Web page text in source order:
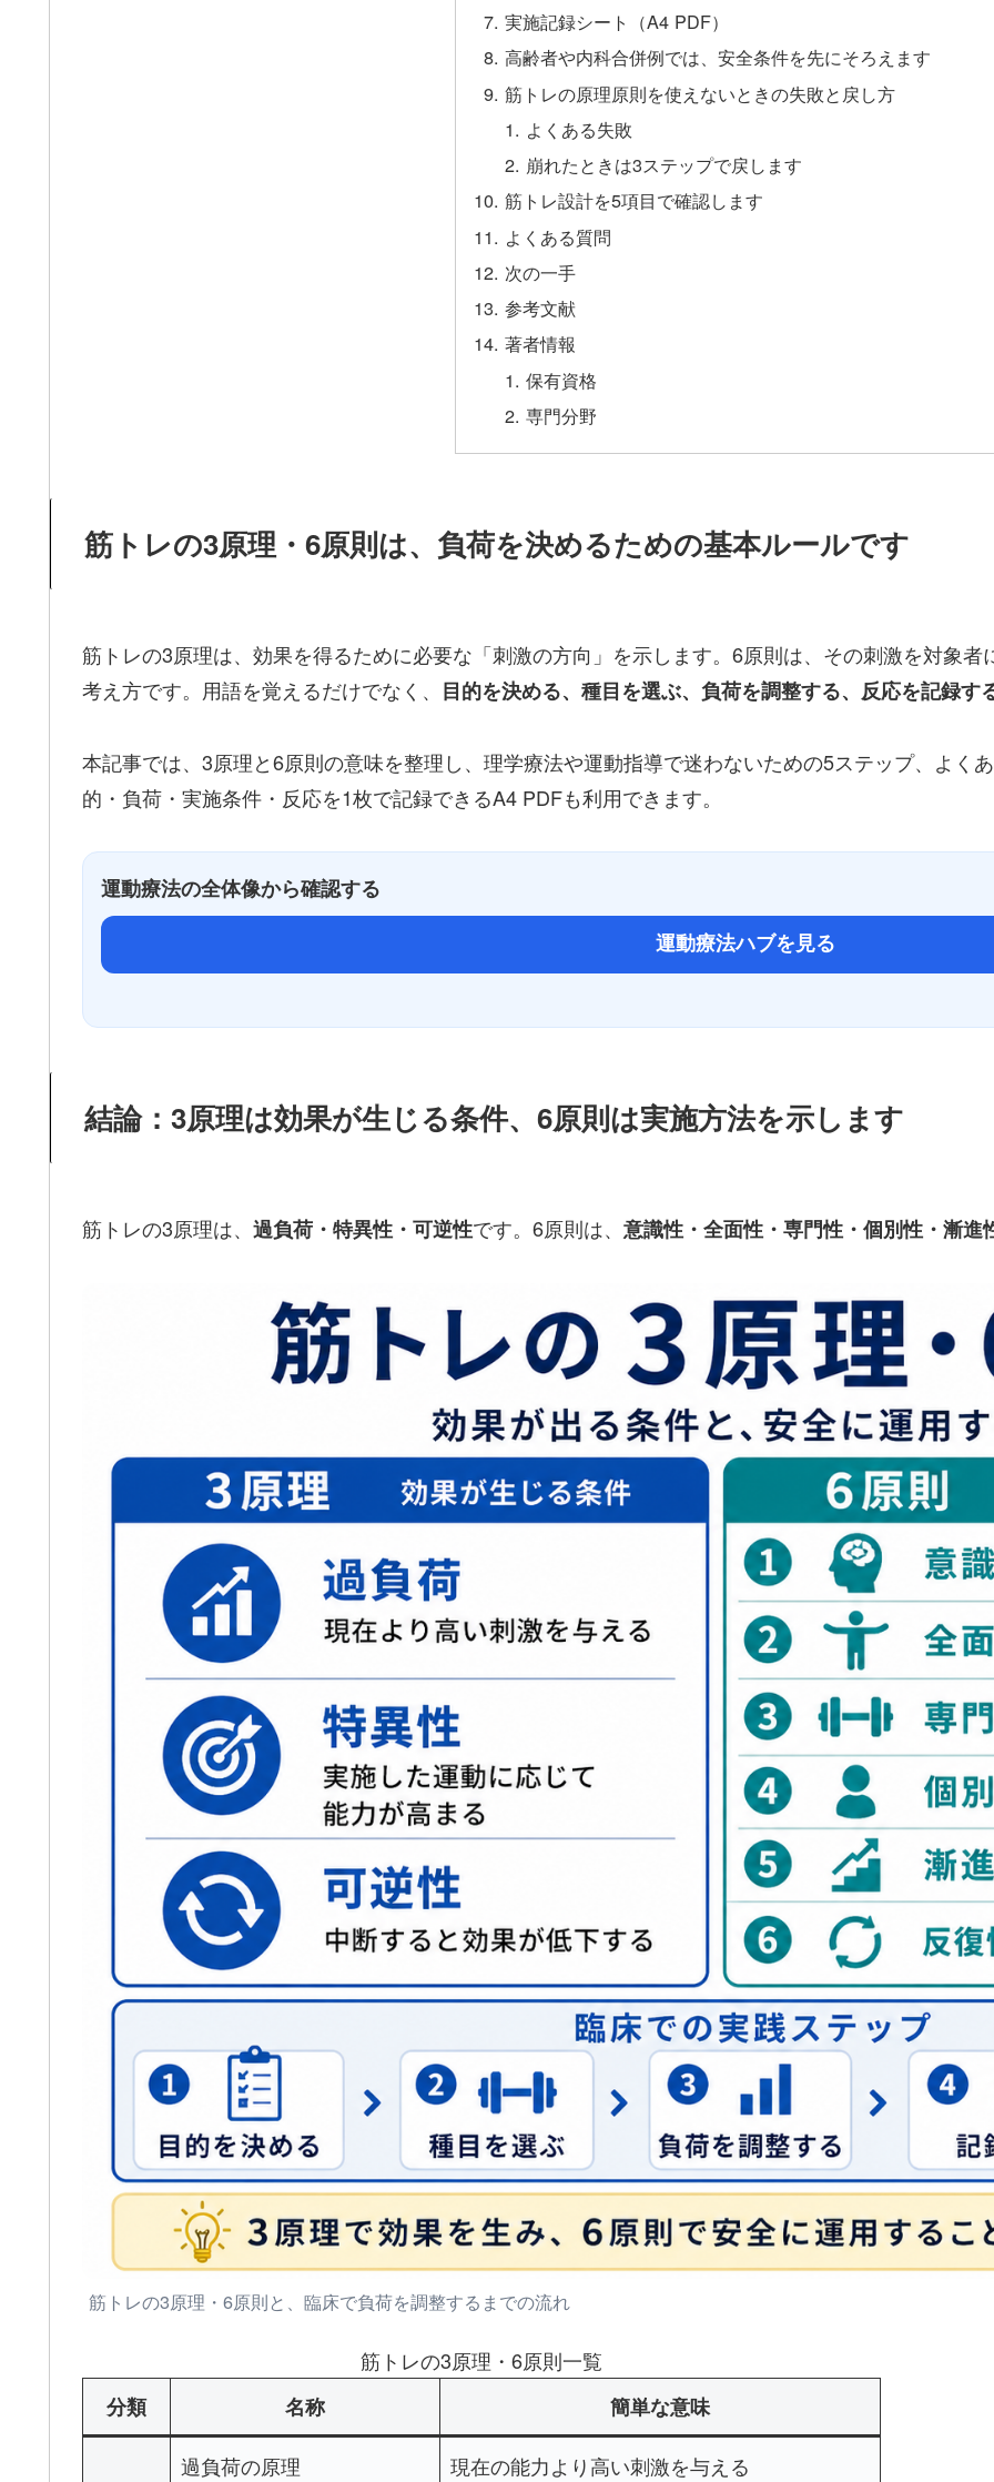
実施記録シート（A4 PDF）
高齢者や内科合併例では、安全条件を先にそろえます
筋トレの原理原則を使えないときの失敗と戻し方
よくある失敗
崩れたときは3ステップで戻します
筋トレ設計を5項目で確認します
よくある質問
次の一手
参考文献
著者情報
保有資格
専門分野
筋トレの3原理・6原則は、負荷を決めるための基本ルールです
筋トレの3原理は、効果を得るために必要な「刺激の方向」を示します。6原則は、その刺激を対象
考え方です。用語を覚えるだけでなく、 目的を決める、種目を選ぶ、負荷を調整する、反応を記録す
本記事では、3原理と6原則の意味を整理し、理学療法や運動指導で迷わないための5ステップ、よく
的・負荷・実施条件・反応を1枚で記録できるA4 PDFも利用できます。
運動療法の全体像から確認する
運動療法ハブを見る
結論：3原理は効果が生じる条件、6原則は実施方法を示します
筋トレの3原理は、 過負荷・特異性・可逆性です。6原則は、 意識性・全面性・専門性・個別性・漸進
筋トレの3原理・6原則と、臨床で負荷を調整するまでの流れ
筋トレの3原理・6原則一覧
分類
名称 簡単な意味
過負荷の原理 現在の能力より高い刺激を与える